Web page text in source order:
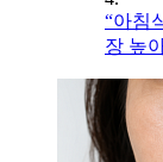
“아침
장 높